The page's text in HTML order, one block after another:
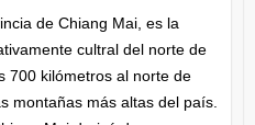
de Chiang Mai, es la
cultral del norte de
700 kilómetros al norte de
montañas más altas del país.